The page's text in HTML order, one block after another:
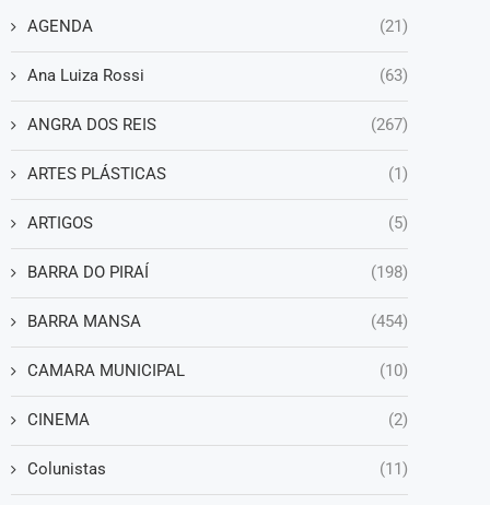
AGENDA (21)
Ana Luiza Rossi (63)
ANGRA DOS REIS (267)
ARTES PLÁSTICAS (1)
ARTIGOS (5)
BARRA DO PIRAÍ (198)
BARRA MANSA (454)
CAMARA MUNICIPAL (10)
CINEMA (2)
Colunistas (11)